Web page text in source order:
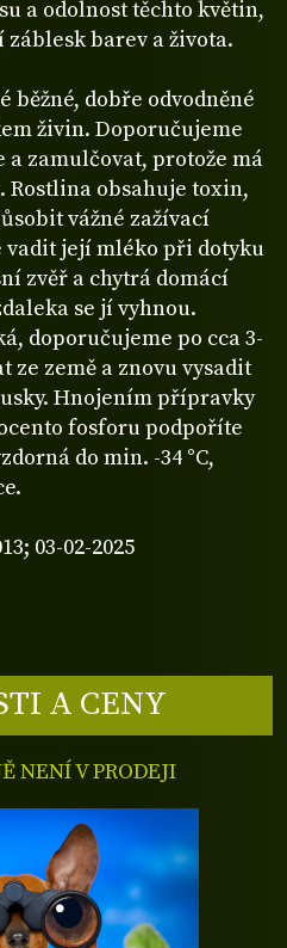
a odolnost těchto květin,
barev a života.
běžné, dobře odvodněné
živin. Doporučujeme
zamulčovat, protože má
obsahuje toxin,
vážné zažívací
vadit její mléko při dotyku
zvěř a chytrá domácí
se jí vyhnou.
doporučujeme po cca 3-
ze země a znovu vysadit
Hnojením přípravky
fosforu podpoříte
do min. -34 °C,
03-02-2025
A CENY
NENÍ V PRODEJI